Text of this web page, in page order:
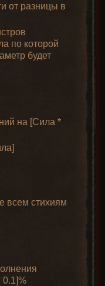
от разницы в
по которой
будет
на [Сила *
всем стихиям
0.1]%